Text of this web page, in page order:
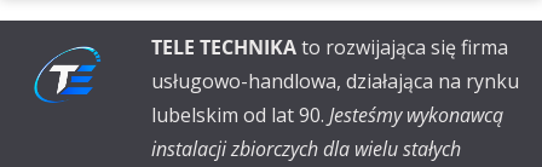
TELE TECHNIKAto rozwijająca się firma
usługowo-handlowa, działająca na rynku
lubelskim od lat 90. Jesteśmy wykonawcą
instalacji zbiorczych dla wielu stałych